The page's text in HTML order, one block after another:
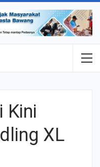
Kini
XL